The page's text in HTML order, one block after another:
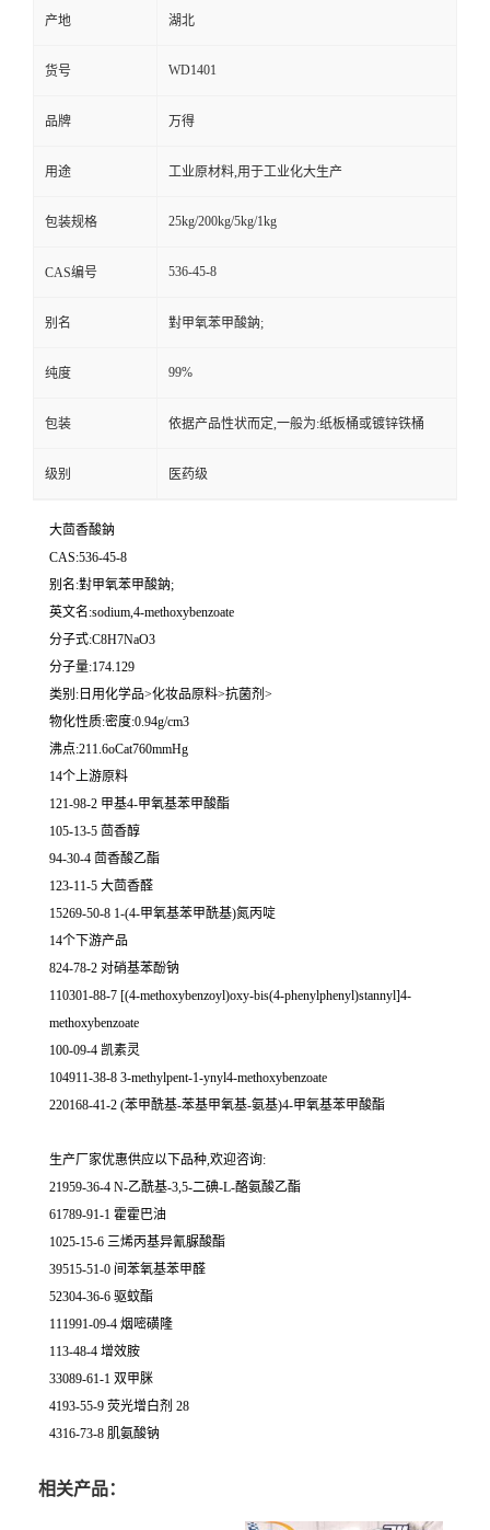
产地 湖北
货号 WD1401
品牌 万得
用途 工业原材料,用于工业化大生产
包装规格 25kg/200kg/5kg/1kg
CAS编号 536-45-8
别名 對甲氧苯甲酸鈉;
纯度 99%
包装 依据产品性状而定,一般为:纸板桶或镀锌铁桶
级别 医药级
大茴香酸鈉
CAS:536-45-8
别名:對甲氧苯甲酸鈉;
英文名:sodium,4-methoxybenzoate
分子式:C8H7NaO3
分子量:174.129
类别:日用化学品>化妆品原料>抗菌剂>
物化性质:密度:0.94g/cm3
沸点:211.6oCat760mmHg
14个上游原料
121-98-2 甲基4-甲氧基苯甲酸酯
105-13-5 茴香醇
94-30-4 茴香酸乙酯
123-11-5 大茴香醛
15269-50-8 1-(4-甲氧基苯甲酰基)氮丙啶
14个下游产品
824-78-2 对硝基苯酚钠
110301-88-7 [(4-methoxybenzoyl)oxy-bis(4-phenylphenyl)stannyl]4-
methoxybenzoate
100-09-4 凯素灵
104911-38-8 3-methylpent-1-ynyl4-methoxybenzoate
220168-41-2 (苯甲酰基-苯基甲氧基-氨基)4-甲氧基苯甲酸酯
生产厂家优惠供应以下品种,欢迎咨询:
21959-36-4 N-乙酰基-3,5-二碘-L-酪氨酸乙酯
61789-91-1 霍霍巴油
1025-15-6 三烯丙基异氰脲酸酯
39515-51-0 间苯氧基苯甲醛
52304-36-6 驱蚊酯
111991-09-4 烟嘧磺隆
113-48-4 增效胺
33089-61-1 双甲脒
4193-55-9 荧光增白剂 28
4316-73-8 肌氨酸钠
相关产品：